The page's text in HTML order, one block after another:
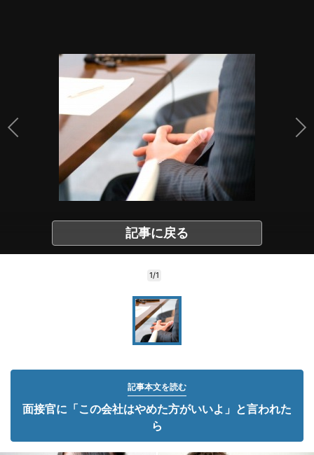
記事に戻る
1/1
記事本文を読む
面接官に「この会社はやめた方がいいよ」と言われた
ら